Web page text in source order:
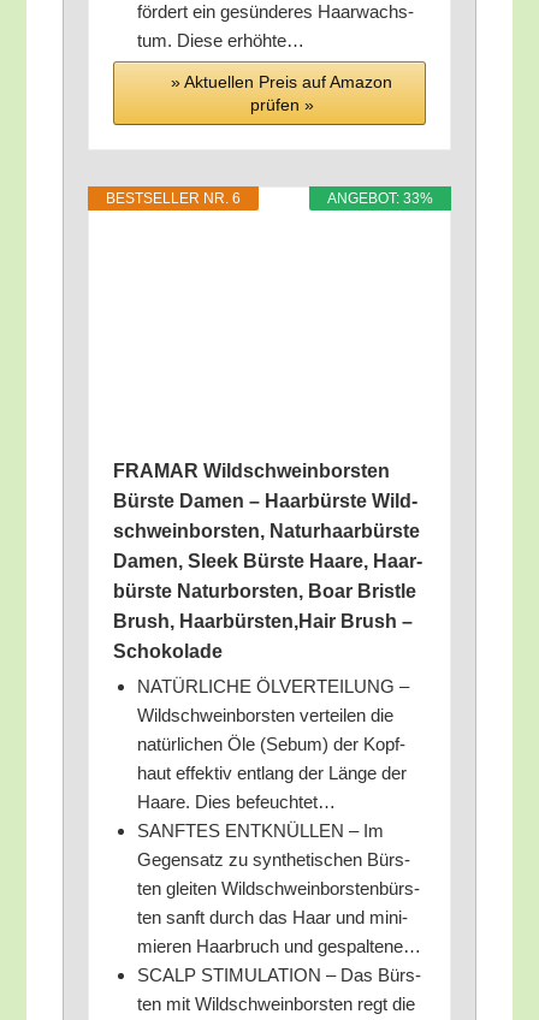
för­dert ein gesün­de­res Haar­wachs­
tum. Die­se erhöhte…
» Aktu­el­len Preis auf Ama­zon
prü­fen »
ANGE­BOT: 33%
BEST­SEL­LER NR. 6
FRAMAR Wild­schwein­bors­ten
Bürs­te Damen – Haar­bürs­te Wild­
schwein­bors­ten, Natur­haar­bürs­te
Damen, Sleek Bürs­te Haa­re, Haar­
bürs­te Natur­bors­ten, Boar Brist­le
Brush, Haarbürsten,Hair Brush –
Scho­ko­la­de
NATÜRLICHE ÖLVERTEILUNG –
Wild­schwein­bors­ten ver­tei­len die
natür­li­chen Öle (Sebum) der Kopf­
haut effek­tiv ent­lang der Län­ge der
Haa­re. Dies befeuchtet…
SANFTES ENTKNÜLLEN – Im
Gegen­satz zu syn­the­ti­schen Bürs­
ten glei­ten Wild­schwein­bors­ten­bürs­
ten sanft durch das Haar und mini­
mie­ren Haar­bruch und gespaltene…
SCALP STIMULATION – Das Bürs­
ten mit Wild­schwein­bors­ten regt die